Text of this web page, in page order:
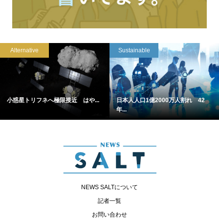
Alternative
小惑星トリフネへ極限接近 はや...
Sustainable
日本人人口1億2000万人割れ 42
年...
NEWS SALTについて
記者一覧
お問い合わせ